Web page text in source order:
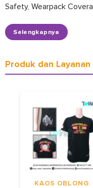
Safety, Wearpack
Selengkapnya
Produk dan Layanan
KAOS OBLONG